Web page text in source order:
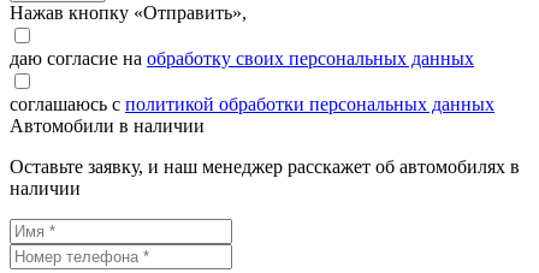
Нажав кнопку «Отправить»,
даю согласие на обработку своих персональных данных
соглашаюсь с политикой обработки персональных данных
Автомобили в наличии
Оставьте заявку, и наш менеджер расскажет об автомобилях в
наличии